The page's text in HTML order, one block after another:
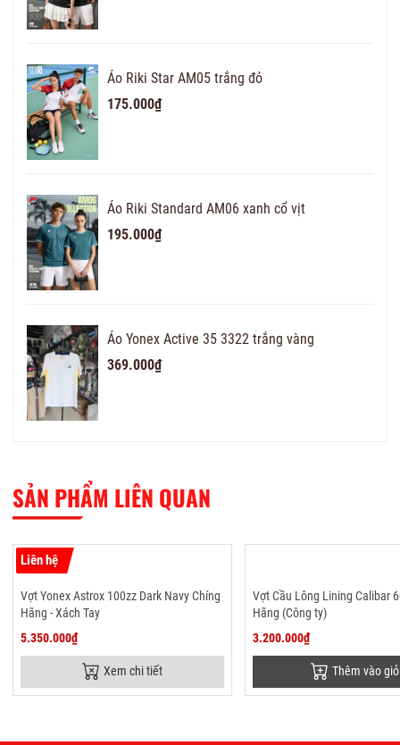
Áo Riki Star AM05 trắng đỏ
175.000₫
Áo Riki Standard AM06 xanh cổ vịt
195.000₫
Áo Yonex Active 35 3322 trắng vàng
369.000₫
SẢN PHẨM LIÊN QUAN
Liên hệ
Vợt Yonex Astrox 100zz Dark Navy Chíng
Hãng - Xách Tay
5.350.000₫
Xem chi tiết
Vợt Cầu Lông Lining Calibar
Hãng (Công ty)
3.200.000₫
Thêm vào giỏ